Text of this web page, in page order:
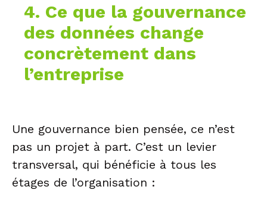
4. Ce que la gouvernance
des données change
concrètement dans
l’entreprise
Une gouvernance bien pensée, ce n’est
pas un projet à part. C’est un levier
transversal, qui bénéficie à tous les
étages de l’organisation :